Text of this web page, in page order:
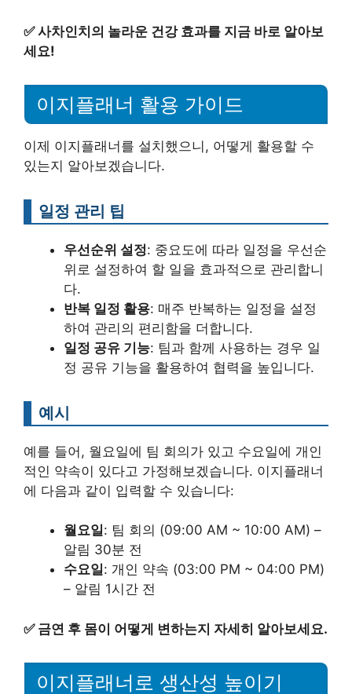
✅사차인치의 놀라운 건강 효과를 지금 바로 알아보
세요!
이지플래너 활용 가이드
이제 이지플래너를 설치했으니, 어떻게 활용할 수
있는지 알아보겠습니다.
일정 관리 팁
우선순위 설정: 중요도에 따라 일정을 우선순
위로 설정하여 할 일을 효과적으로 관리합니
다.
반복 일정 활용: 매주 반복하는 일정을 설정
하여 관리의 편리함을 더합니다.
일정 공유 기능: 팀과 함께 사용하는 경우 일
정 공유 기능을 활용하여 협력을 높입니다.
예시
예를 들어, 월요일에 팀 회의가 있고 수요일에 개인
적인 약속이 있다고 가정해보겠습니다. 이지플래너
에 다음과 같이 입력할 수 있습니다:
월요일: 팀 회의 (09:00 AM ~ 10:00 AM) –
알림 30분 전
수요일: 개인 약속 (03:00 PM ~ 04:00 PM)
– 알림 1시간 전
✅ 금연 후 몸이 어떻게 변하는지 자세히 알아보세요.
이지플래너로 생산성 높이기